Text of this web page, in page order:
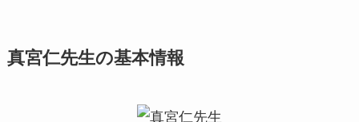
真宮仁先生の基本情報